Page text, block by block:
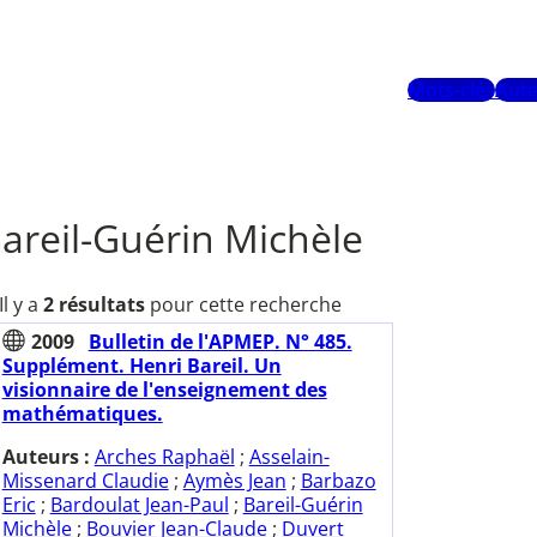
Mots-clés
Guérin Michèle
Il y a 2 résultats pour cette recherche
2009
Bulletin de l'APMEP. N° 485.
Supplément. Henri Bareil. Un
visionnaire de l'enseignement des
mathématiques.
Auteurs : Arches Raphaël ; Asselain-
Missenard Claudie; Aymès Jean ; Barbazo
Eric ; Bardoulat Jean-Paul ; Bareil-Guérin
Michèle; Bouvier Jean-Claude; Duvert